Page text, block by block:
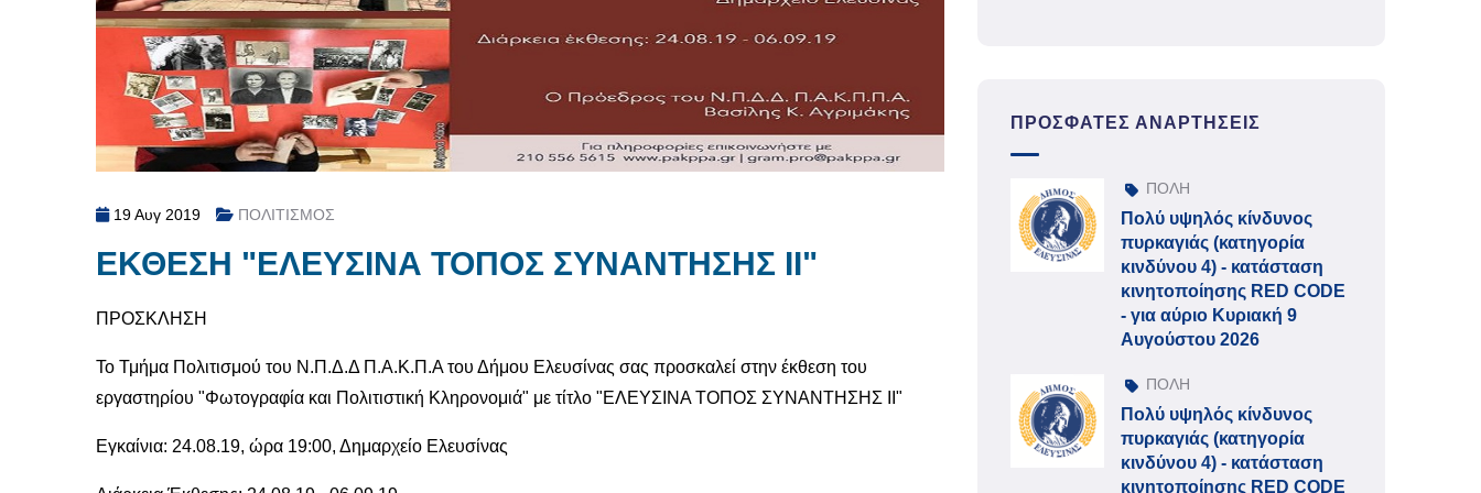
19 Αυγ 2019 ΠΟΛΙΤΙΣΜΟΣ
ΕΚΘΕΣΗ "ΕΛΕΥΣΙΝΑ ΤΟΠΟΣ ΣΥΝΑΝΤΗΣΗΣ ΙΙ"
ΠΡΟΣΚΛΗΣΗ
Το Τμήμα Πολιτισμού του Ν.Π.Δ.Δ Π.Α.Κ.Π.Α του Δήμου Ελευσίνας σας προσκαλεί στην έκθεση του
εργαστηρίου "Φωτογραφία και Πολιτιστική Κληρονομιά" με τίτλο "ΕΛΕΥΣΙΝΑ ΤΟΠΟΣ ΣΥΝΑΝΤΗΣΗΣ ΙΙ"
Εγκαίνια: 24.08.19, ώρα 19:00, Δημαρχείο Ελευσίνας
ΠΡΌΣΦΑΤΕΣ ΑΝΑΡΤΉΣΕΙΣ
ΠΟΛΗ
Πολύ υψηλός κίνδυνος
πυρκαγιάς (κατηγορία
κινδύνου 4) - κατάσταση
κινητοποίησης RED CODE
- για αύριο Κυριακή 9
Αυγούστου 2026
ΠΟΛΗ
Πολύ υψηλός κίνδυνος
πυρκαγιάς (κατηγορία
κινδύνου 4) - κατάσταση
κινητοποίησης RED CODE